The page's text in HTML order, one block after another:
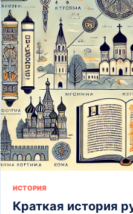
ИСТОРИЯ
Краткая история